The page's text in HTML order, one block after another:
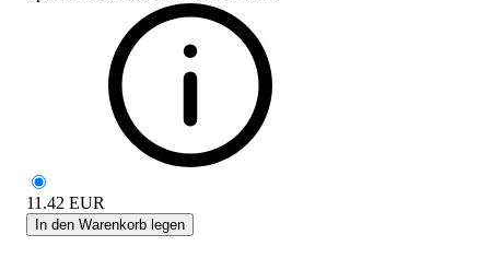
11.42 EUR
In den Warenkorb legen